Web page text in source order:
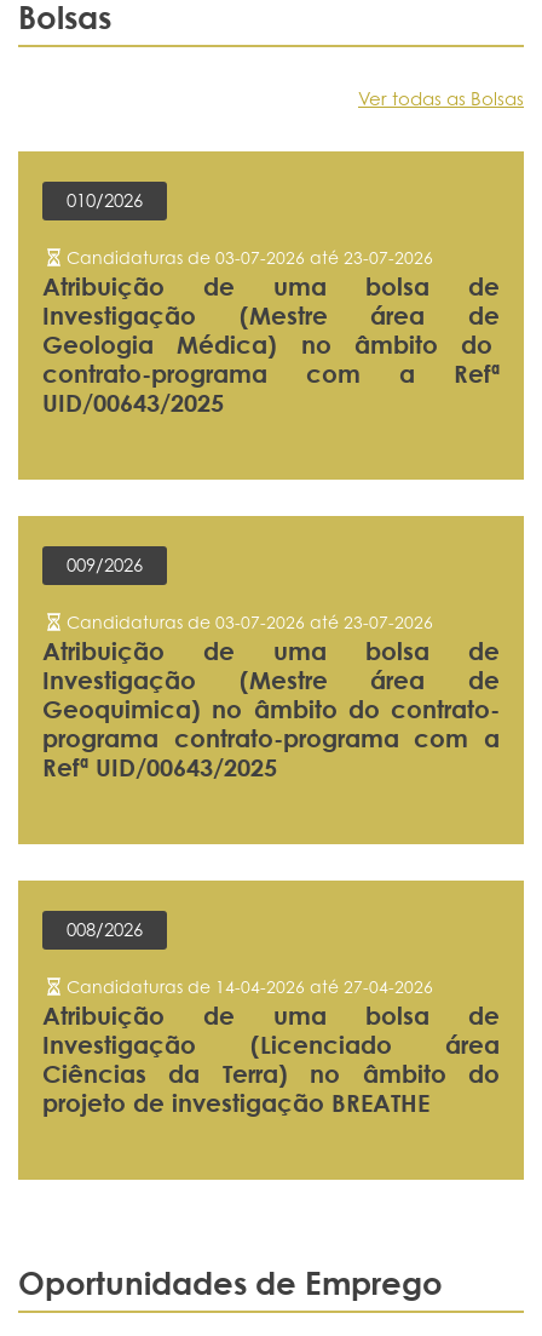
Bolsas
Ver todas as Bolsas
010/2026
Candidaturas de 03-07-2026 até 23-07-2026
Atribuição de uma bolsa de
Investigação (Mestre área de
Geologia Médica) no âmbito do
contrato-programa com a Refª
UID/00643/2025
009/2026
Candidaturas de 03-07-2026 até 23-07-2026
Atribuição de uma bolsa de
Investigação (Mestre área de
Geoquimica) no âmbito do contrato-
programa contrato-programa com a
Refª UID/00643/2025
008/2026
Candidaturas de 14-04-2026 até 27-04-2026
Atribuição de uma bolsa de
Investigação (Licenciado área
Ciências da Terra) no âmbito do
projeto de investigação BREATHE
Oportunidades de Emprego